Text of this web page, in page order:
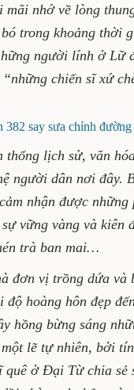
nhớ về lòng
trong khoảng thời
người lính ở Lữ
chiến sĩ xứ
say sưa chỉnh đường
lịch sử, văn
người dân nơi đây.
nhận được
vững vàng và kiên
trà ban mai…
đơn vị trồng dứa và
hoàng hôn đẹp
hồng bừng sáng
lẽ tự nhiên, bởi
ở Đại Từ chia sẻ